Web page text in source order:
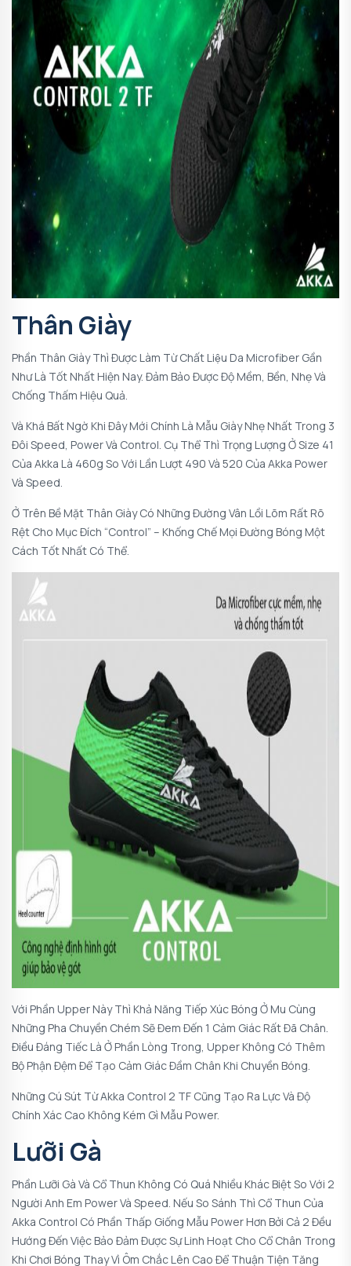
Thân Giày
Phần Thân Giày Thì Được Làm Từ Chất Liệu Da Microfiber Gần
Như Là Tốt Nhất Hiện Nay. Đảm Bảo Được Độ Mềm, Bền, Nhẹ Và
Chống Thấm Hiệu Quả.
Và Khá Bất Ngờ Khi Đây Mới Chính Là Mẫu Giày Nhẹ Nhất Trong 3
Đôi Speed, Power Và Control. Cụ Thể Thì Trọng Lượng Ở Size 41
Của Akka Là 460g So Với Lần Lượt 490 Và 520 Của Akka Power
Và Speed.
Ở Trên Bề Mặt Thân Giày Có Những Đường Vân Lồi Lõm Rất Rõ
Rệt Cho Mục Đích “control” – Khống Chế Mọi Đường Bóng Một
Cách Tốt Nhất Có Thể.
Với Phần Upper Này Thì Khả Năng Tiếp Xúc Bóng Ở Mu Cùng
Những Pha Chuyền Chém Sẽ Đem Đến 1 Cảm Giác Rất Đã Chân.
Điều Đáng Tiếc Là Ở Phần Lòng Trong, Upper Không Có Thêm
Bộ Phận Đệm Để Tạo Cảm Giác Đầm Chân Khi Chuyền Bóng.
Những Cú Sút Từ Akka Control 2 TF Cũng Tạo Ra Lực Và Độ
Chính Xác Cao Không Kém Gì Mẫu Power.
Lưỡi Gà
Phần Lưỡi Gà Và Cổ Thun Không Có Quá Nhiều Khác Biệt So Với 2
Người Anh Em Power Và Speed. Nếu So Sánh Thì Cổ Thun Của
Akka Control Có Phần Thấp Giống Mẫu Power Hơn Bởi Cả 2 Đều
Hướng Đến Việc Bảo Đảm Được Sự Linh Hoạt Cho Cổ Chân Trong
Khi Chơi Bóng Thay Vì Ôm Chắc Lên Cao Để Thuận Tiện Tăng